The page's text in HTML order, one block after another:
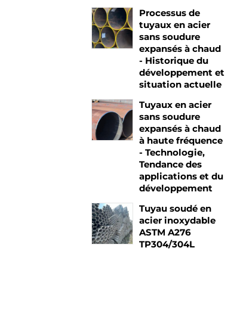
Processus de
tuyaux en acier
sans soudure
expansés à chaud
- Historique du
développement et
situation actuelle
Tuyaux en acier
sans soudure
expansés à chaud
à haute fréquence
- Technologie,
Tendance des
applications et du
développement
Tuyau soudé en
acier inoxydable
ASTM A276
TP304/304L